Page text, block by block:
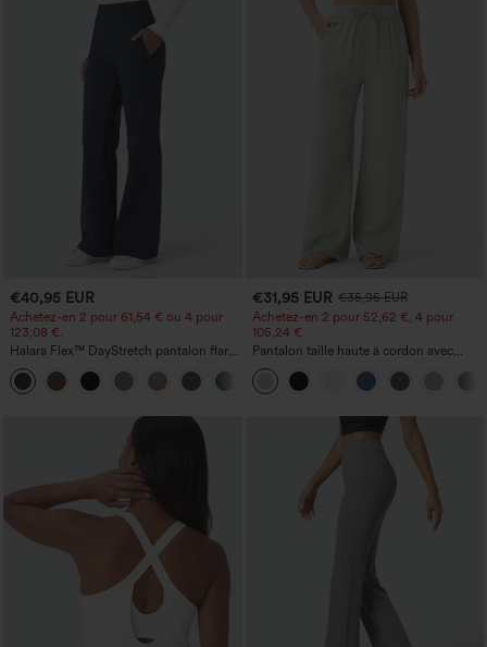
€40,95 EUR
Achetez-en 2 pour 61,54 € ou 4 pour
123,08 €.
Halara Flex™ DayStretch pantalon flare
de travail, taille mi-haute, poche latérale
zippée
€31,95 EUR €35,95 EUR
Achetez-en 2 pour 52,62 €, 4 pour
105,24 €
Pantalon taille haute à cordon avec
poches, jambe large et coupe ample,
style décontracté, effet lin